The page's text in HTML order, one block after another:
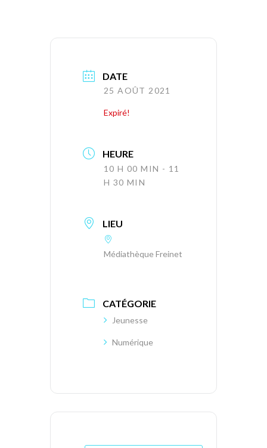
DATE
25 AOÛT 2021
Expiré!
HEURE
10 H 00 MIN - 11
H 30 MIN
LIEU
Médiathèque Freinet
CATÉGORIE
Jeunesse
Numérique